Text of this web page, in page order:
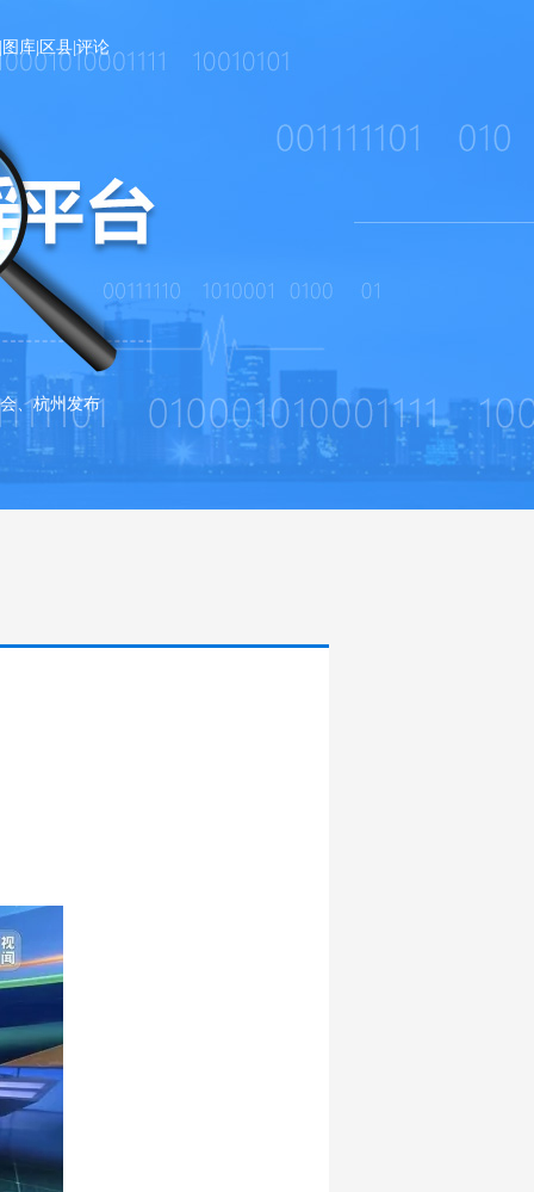
图库|区县| 评论
、杭州发布